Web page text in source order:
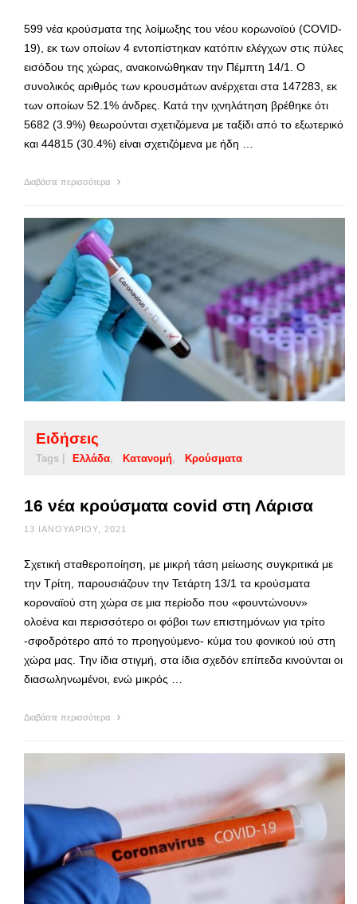
599 νέα κρούσματα της λοίμωξης του νέου κορωνοϊού (COVID-
19), εκ των οποίων 4 εντοπίστηκαν κατόπιν ελέγχων στις πύλες
εισόδου της χώρας, ανακοινώθηκαν την Πέμπτη 14/1. Ο
συνολικός αριθμός των κρουσμάτων ανέρχεται στα 147283, εκ
των οποίων 52.1% άνδρες. Κατά την ιχνηλάτηση βρέθηκε ότι
5682 (3.9%) θεωρούνται σχετιζόμενα με ταξίδι από το εξωτερικό
και 44815 (30.4%) είναι σχετιζόμενα με ήδη …
Διαβάστε περισσότερα
Ειδήσεις
Tags | Ελλάδα Κατανομή Κρούσματα
16 νέα κρούσματα covid στη Λάρισα
13 ΙΑΝΟΥΑΡΊΟΥ, 2021
Σχετική σταθεροποίηση, με μικρή τάση μείωσης συγκριτικά με
την Τρίτη, παρουσιάζουν την Τετάρτη 13/1 τα κρούσματα
κοροναϊού στη χώρα σε μια περίοδο που «φουντώνουν»
ολοένα και περισσότερο οι φόβοι των επιστημόνων για τρίτο
-σφοδρότερο από το προηγούμενο- κύμα του φονικού ιού στη
χώρα μας. Την ίδια στιγμή, στα ίδια σχεδόν επίπεδα κινούνται οι
διασωληνωμένοι, ενώ μικρός …
Διαβάστε περισσότερα